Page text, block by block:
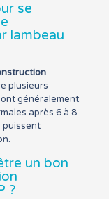
se
lambeau
plusieurs
généralement
après 6 à 8
puissent
un bon
?